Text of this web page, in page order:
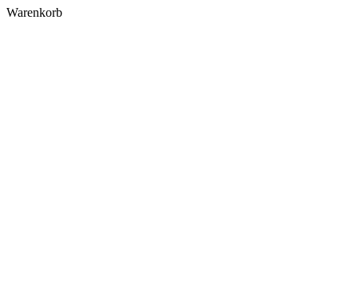
Warenkorb